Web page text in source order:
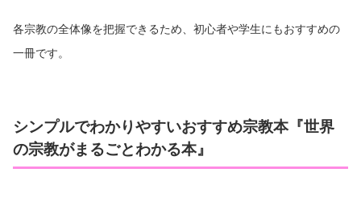
各宗教の全体像を把握できるため、初心者や学生にもおすすめの
一冊です。
シンプルでわかりやすいおすすめ宗教本『世界
の宗教がまるごとわかる本』